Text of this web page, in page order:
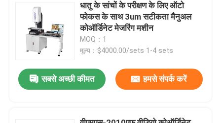
हमसे संपर्क करें
समाचार
मामलों
सीएनसी दृष्टि मापने की मशीन
धातु के सांचों के परीक्षण के लिए ऑटो
फोकस के साथ 3um सटीकता मैनुअल
कोऑर्डिनेट मेजरिंग मशीन
MOQ：1
मूल्य：$4000.00/sets 1-4 sets
सबसे अच्छी कीमत हमसे संपर्क करें